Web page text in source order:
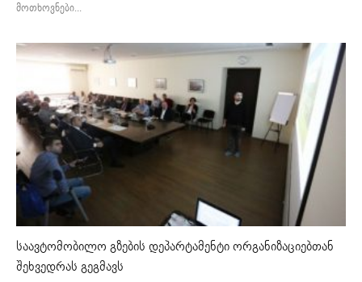
მოთხოვნები...
საავტომობილო გზების დეპარტამენტი ორგანიზაციებთან
შეხვედრას გეგმავს